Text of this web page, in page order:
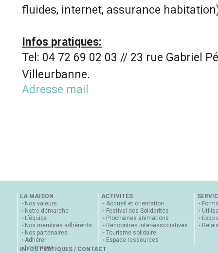
fluides, internet, assurance
Infos pratiques:
Tel: 04 72 69 02 03 // 23 rue Gabriel
Villeurbanne.
Adresse mail
LA MAISON
Nos valeurs
Notre démarche
L’équipe
Nos membres adhérents
Nos partenaires
Adhérer
En images
ACTIVITÉS
Accueil et orientation
Festival des Solidarités
Prochaines animations
Rencontres inter-associatives
Tourisme solidaire
Espace ressources
Expo
INFOS PRATIQUES / CONTACT